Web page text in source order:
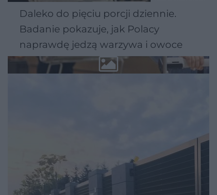
Daleko do pięciu porcji dziennie.
Badanie pokazuje, jak Polacy
naprawdę jedzą warzywa i owoce